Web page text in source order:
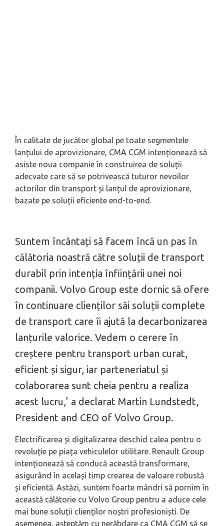
În calitate de jucător global pe toate segmentele
lanțului de aprovizionare, CMA CGM intenționează să
asiste noua companie în construirea de soluții
adecvate care să se potrivească tuturor nevoilor
actorilor din transport și lanțul de aprovizionare,
bazate pe soluții eficiente end-to-end.
Suntem încântați să facem încă un pas în
călătoria noastră către soluții de transport
durabil prin intenția înființării unei noi
companii. Volvo Group este dornic să ofere
în continuare clienților săi soluții complete
de transport care îi ajută la decarbonizarea
lanțurile valorice. Vedem o cerere în
creștere pentru transport urban curat,
eficient și sigur, iar parteneriatul și
colaborarea sunt cheia pentru a realiza
acest lucru,’ a declarat Martin Lundstedt,
President and CEO of Volvo Group.
Electrificarea și digitalizarea deschid calea pentru o
revoluție pe piața vehiculelor utilitare. Renault Group
intenționează să conducă această transformare,
asigurând în același timp crearea de valoare robustă
și eficientă. Astăzi, suntem foarte mândri să pornim în
această călătorie cu Volvo Group pentru a aduce cele
mai bune soluții clienților noștri profesioniști. De
asemenea, așteptăm cu nerăbdare ca CMA CGM să se